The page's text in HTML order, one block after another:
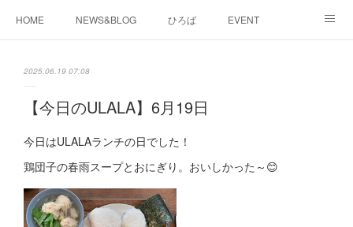
HOME NEWS&BLOG ひろば EVENT
2025.06.19 07:08
【今日のULALA】6月19日
今日はULALAランチの日でした！
鶏団子の春雨スープとおにぎり。おいしかった～😊